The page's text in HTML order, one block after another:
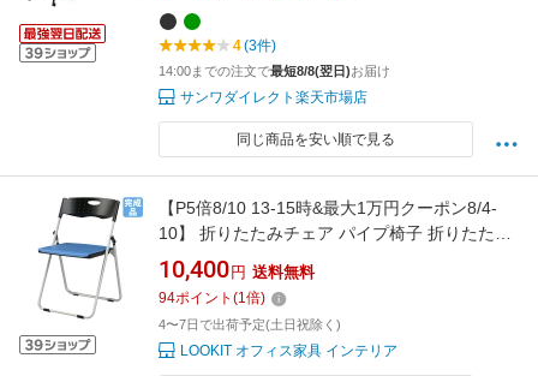
4(3件)
14:00までの注文で最短8/8(翌日)お届け
サンワダイレクト楽天市場店
同じ商品を安い順で見る
【P5倍8/10 13-15時&最大1万円クーポン8/4-
10】 折りたたみチェア パイプ椅子 折りたたみ
椅子 チェア 椅子 スタッキング 収納 軽量 コン
パクト 持ち運び 会社 オフィス 会議室 ミーティ
ング 学校 CAL-NXS02M-V
10,400 円 送料無料
94ポイント (1倍)
4〜7日で出荷予定(土日祝除く)
LOOKIT オフィス家具 インテリア